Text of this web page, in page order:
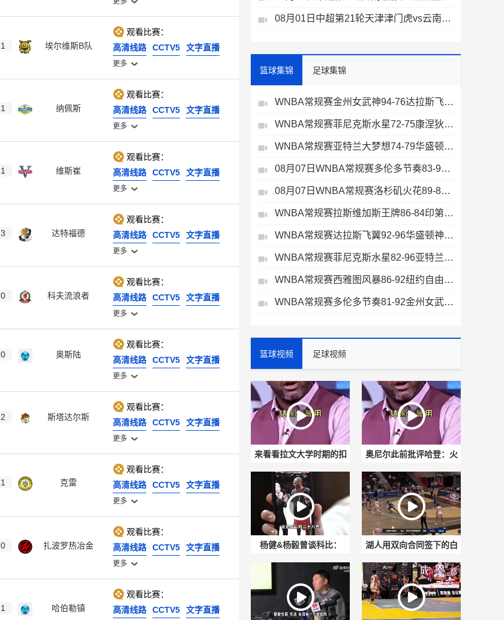
1 埃尔维斯B队
观看比赛：
高清线路
CCTV5 文字直播
更多
1 纳佩斯
观看比赛：
高清线路
CCTV5 文字直播
更多
1 维斯崔
观看比赛：
高清线路
CCTV5 文字直播
更多
3 达特福德
观看比赛：
高清线路
CCTV5 文字直播
更多
0 科夫流浪者
观看比赛：
高清线路
CCTV5 文字直播
更多
0 奥斯陆
观看比赛：
高清线路
CCTV5 文字直播
更多
2 斯塔达尔斯
观看比赛：
高清线路
CCTV5 文字直播
更多
1 克雷
观看比赛：
高清线路
CCTV5 文字直播
更多
0 扎波罗热冶金
观看比赛：
高清线路
CCTV5 文字直播
更多
1 哈伯勒镇
观看比赛：
高清线路
CCTV5 文字直播
08月01日中超第21轮天津津门虎vs云南玉昆全场录像
篮球集锦 足球集锦
WNBA常规赛金州女武神94-76达拉斯飞翼全场集锦
WNBA常规赛菲尼克斯水星72-75康涅狄格太阳全场集锦
WNBA常规赛亚特兰大梦想74-79华盛顿神秘人全场集锦
08月07日WNBA常规赛多伦多节奏83-97波特兰火焰集锦
08月07日WNBA常规赛洛杉矶火花89-82明尼苏达山猫全场集锦
WNBA常规赛拉斯维加斯王牌86-84印第安纳狂热全场集锦
WNBA常规赛达拉斯飞翼92-96华盛顿神秘人全场集锦
WNBA常规赛菲尼克斯水星82-96亚特兰大梦想全场集锦
WNBA常规赛西雅图风暴86-92纽约自由人全场集锦
WNBA常规赛多伦多节奏81-92金州女武神全场集锦
篮球视频 足球视频
来看看拉文大学时期的扣
篮训练，这是真的飘逸
啊！
奥尼尔此前批评哈登：火
箭什么都满足你，但你却
没承担责任
杨健&杨毅曾谈科比：
2016年他已经很瘦了，理
解不了他是怎么撑下来的
湖人用双向合同签下的白
人后卫彼得·苏德，这球风
还真像里夫斯